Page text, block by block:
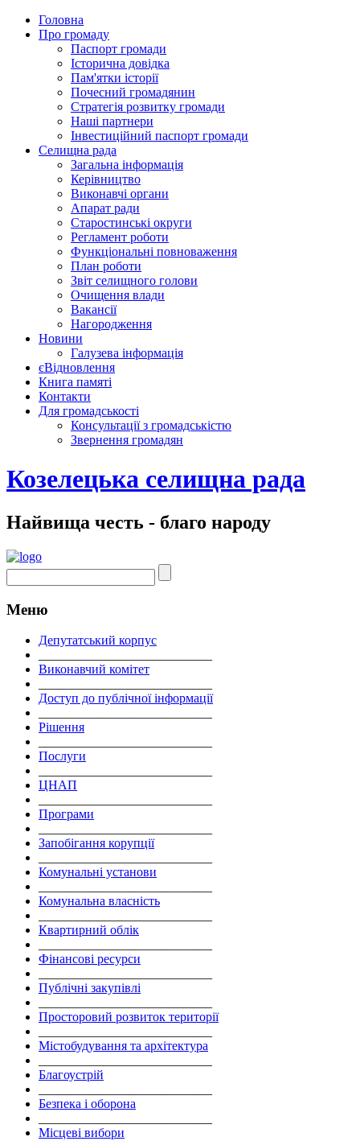
Головна
Про громаду
Паспорт громади
Історична довідка
Пам'ятки історії
Почесний громадянин
Стратегія розвитку громади
Наші партнери
Інвестиційний паспорт громади
Селищна рада
Загальна інформація
Керівництво
Виконавчі органи
Апарат ради
Старостинські округи
Регламент роботи
Функціональні повноваження
План роботи
Звіт селищного голови
Очищення влади
Вакансії
Нагородження
Новини
Галузева інформація
єВідновлення
Книга памяті
Контакти
Для громадськості
Консультації з громадськістю
Звернення громадян
Козелецька селищна рада
Найвища честь - благо народу
Меню
Депутатський корпус
Виконавчий комітет
Доступ до публічної інформації
Рішення
Послуги
ЦНАП
Програми
Запобігання корупції
Комунальні установи
Комунальна власність
Квартирний облік
Фінансові ресурси
Публічні закупівлі
Просторовий розвиток території
Містобудування та архітектура
Благоустрій
Безпека і оборона
Місцеві вибори